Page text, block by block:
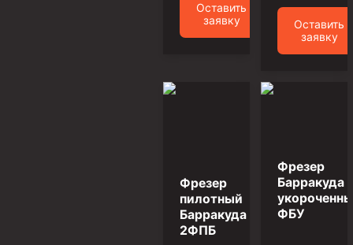
Оставить
заявку
Оставить
заявку
Фрезер
пилотный
Барракуда
2ФПБ
Фрезер
Барракуда
ФБУ